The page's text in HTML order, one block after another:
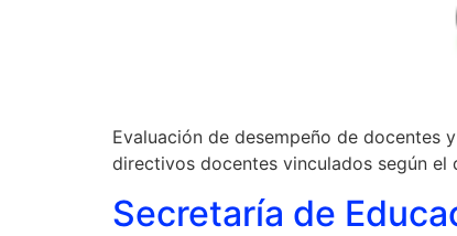
Evaluación de desempeño de docentes
directivos docentes vinculados según
Secretaría de